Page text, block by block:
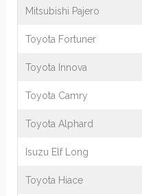
Mitsubishi Pajero
Toyota Fortuner
Toyota Innova
Toyota Camry
Toyota Alphard
Isuzu Elf Long
Toyota Hiace